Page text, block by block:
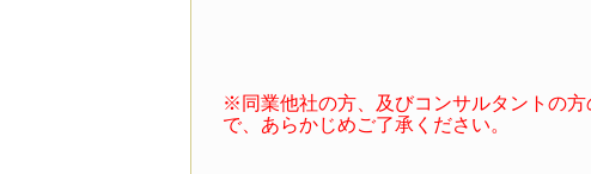
※同業他社の方、及びコンサルタントの
で、あらかじめご了承ください。